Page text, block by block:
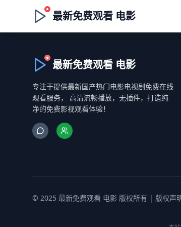
最新免费观看 电影
最新免费观看 电影
专注于提供最新国产热门电影电视剧免费在线
观看服务， 高清流畅播放，无插件，打造纯
净的免费影视观看体验！
© 2025 最新免费观看 电影 版权所有 | 版权声